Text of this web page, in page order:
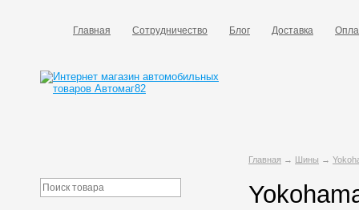
Главная Сотрудничество Блог Доставка
Главная → Шины →